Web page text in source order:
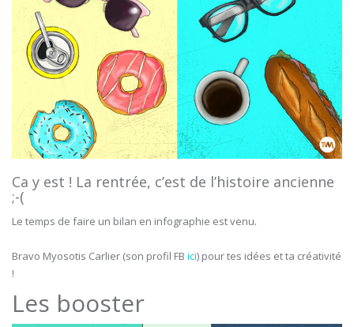
Ca y est ! La rentrée, c’est de l’histoire ancienne
;-(
Le temps de faire un bilan en infographie est venu.
Bravo Myosotis Carlier (son profil FB ici) pour tes idées et ta créativité
!
Les booster